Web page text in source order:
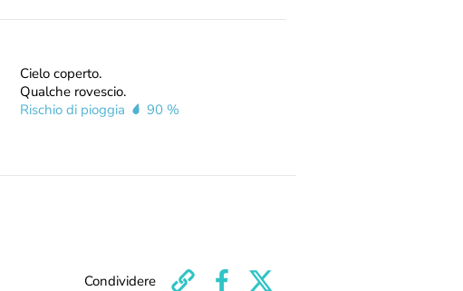
Cielo coperto.
Qualche rovescio.
Rischio di pioggia
90 %
Condividere